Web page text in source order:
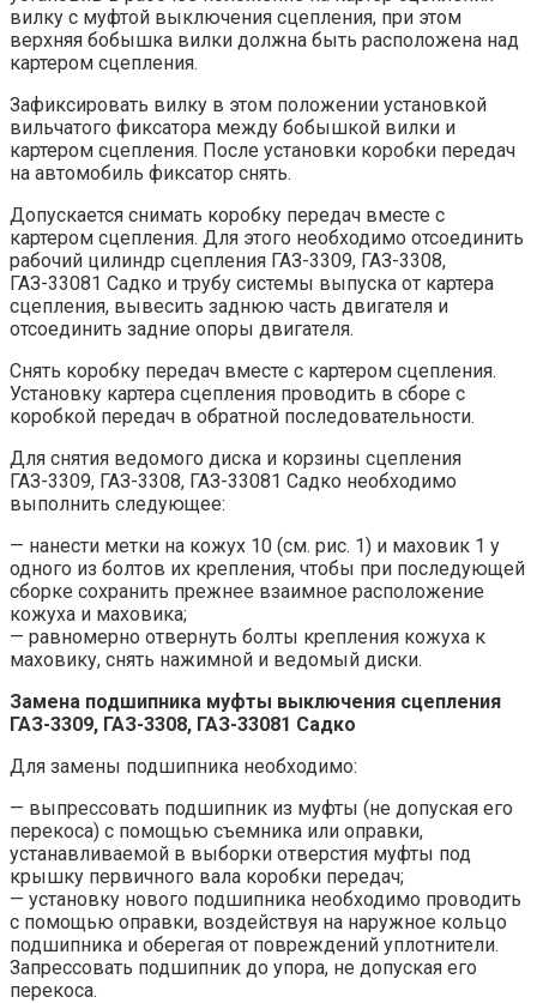
вилку с муфтой выключения сцепления, при этом
верхняя бобышка вилки должна быть расположена над
картером сцепления.
Зафиксировать вилку в этом положении установкой
вильчатого фиксатора между бобышкой вилки и
картером сцепления. После установки коробки передач
на автомобиль фиксатор снять.
Допускается снимать коробку передач вместе с
картером сцепления. Для этого необходимо отсоединить
рабочий цилиндр сцепления ГАЗ-3309, ГАЗ-3308,
ГАЗ-33081 Садко и трубу системы выпуска от картера
сцепления, вывесить заднюю часть двигателя и
отсоединить задние опоры двигателя.
Снять коробку передач вместе с картером сцепления.
Установку картера сцепления проводить в сборе с
коробкой передач в обратной последовательности.
Для снятия ведомого диска и корзины сцепления
ГАЗ-3309, ГАЗ-3308, ГАЗ-33081 Садко необходимо
выполнить следующее:
— нанести метки на кожух 10 (см. рис. 1) и маховик 1 у
одного из болтов их крепления, чтобы при последующей
сборке сохранить прежнее взаимное расположение
кожуха и маховика;
— равномерно отвернуть болты крепления кожуха к
маховику, снять нажимной и ведомый диски.
Замена подшипника муфты выключения сцепления
ГАЗ-3309, ГАЗ-3308, ГАЗ-33081 Садко
Для замены подшипника необходимо:
— выпрессовать подшипник из муфты (не допуская его
перекоса) с помощью съемника или оправки,
устанавливаемой в выборки отверстия муфты под
крышку первичного вала коробки передач;
— установку нового подшипника необходимо проводить
с помощью оправки, воздействуя на наружное кольцо
подшипника и оберегая от повреждений уплотнители.
Запрессовать подшипник до упора, не допуская его
перекоса.